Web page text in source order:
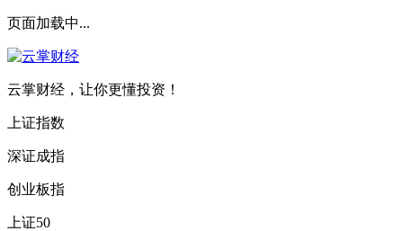
页面加载中...
云掌财经，让你更懂投资！
上证指数
深证成指
创业板指
上证50